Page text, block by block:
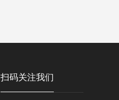
扫码关注我们